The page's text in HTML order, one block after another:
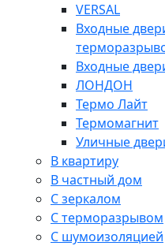
VERSAL
Входные
Входные
ЛОНДОН
Термо Лайт
Термомагнит
Уличные
В квартиру
В частный дом
С зеркалом
С терморазрывом
С шумоизоляцией